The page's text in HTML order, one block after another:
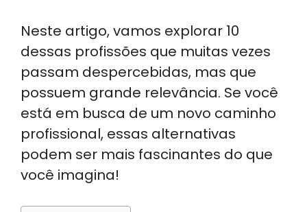
Neste artigo, vamos explorar 10
dessas profissões que muitas vezes
passam despercebidas, mas que
possuem grande relevância. Se você
está em busca de um novo caminho
profissional, essas alternativas
podem ser mais fascinantes do que
você imagina!